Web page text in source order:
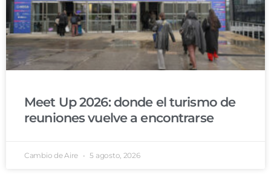
Meet Up 2026: donde el turismo de
reuniones vuelve a encontrarse
Cambio de Aire 5 agosto, 2026